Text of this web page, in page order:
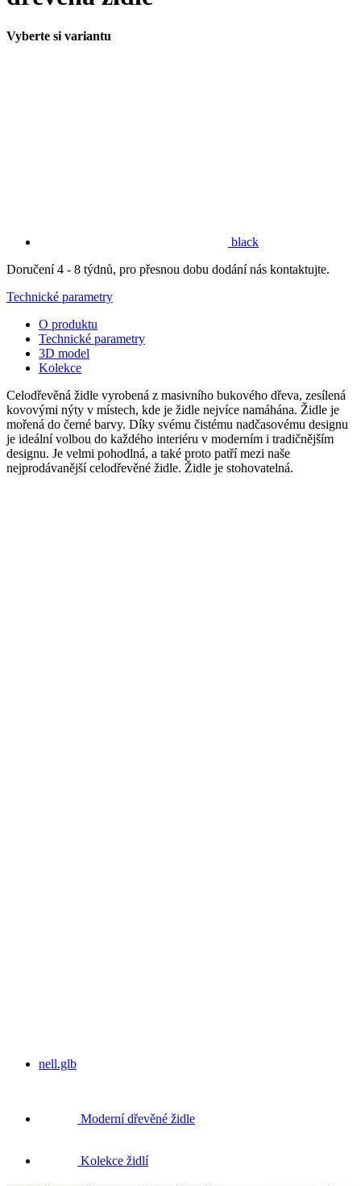
Vyberte si variantu
black
Doručení 4 - 8 týdnů, pro přesnou dobu dodání nás kontaktujte.
Technické parametry
O produktu
Technické parametry
3D model
Kolekce
Celodřevěná židle vyrobená z masivního bukového dřeva, zesílená
kovovými nýty v místech, kde je židle nejvíce namáhána. Židle je
mořená do černé barvy. Díky svému čistému nadčasovému designu
je ideální volbou do každého interiéru v moderním i tradičnějším
designu. Je velmi pohodlná, a také proto patří mezi naše
nejprodávanější celodřevěné židle. Židle je stohovatelná.
nell.glb
Moderní dřevěné židle
Kolekce židlí